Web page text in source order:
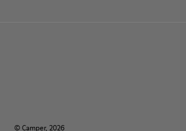
© Camper, 2026